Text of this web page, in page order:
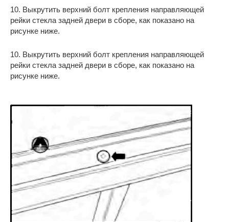
10. Выкрутить верхний болт крепления направляющей
рейки стекла задней двери в сборе, как показано на
рисунке ниже.
10. Выкрутить верхний болт крепления направляющей
рейки стекла задней двери в сборе, как показано на
рисунке ниже.